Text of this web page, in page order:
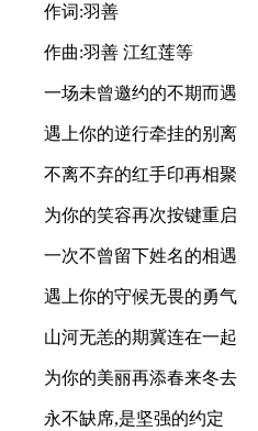
作词:羽善
作曲:羽善 江红莲等
一场未曾邀约的不期而遇
遇上你的逆行牵挂的别离
不离不弃的红手印再相聚
为你的笑容再次按键重启
一次不曾留下姓名的相遇
遇上你的守候无畏的勇气
山河无恙的期冀连在一起
为你的美丽再添春来冬去
永不缺席,是坚强的约定